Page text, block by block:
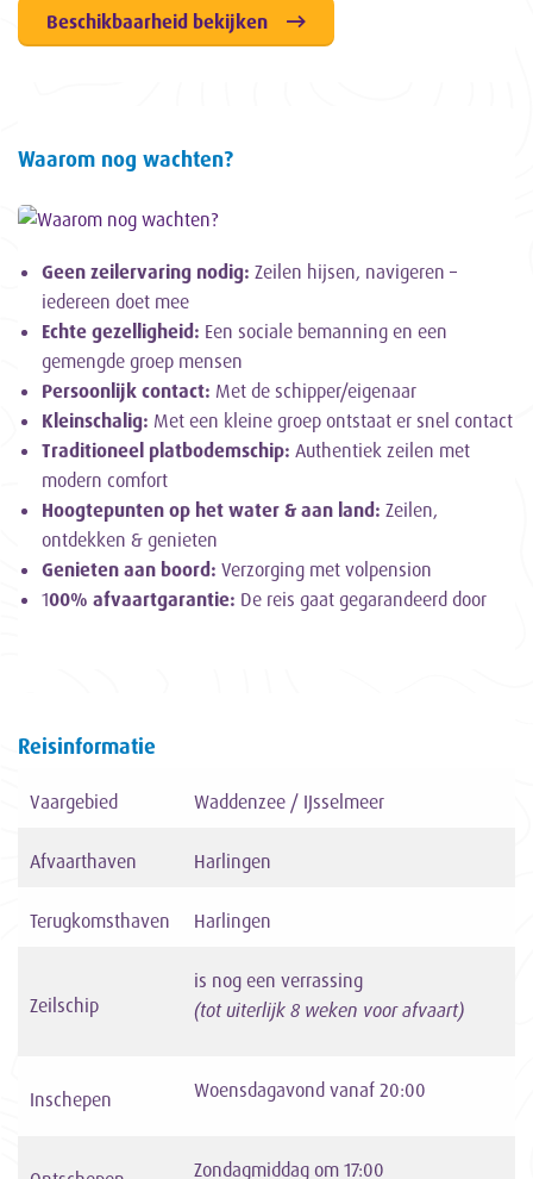
Beschikbaarheid bekijken
Waarom nog wachten?
Geen zeilervaring nodig: Zeilen hijsen, navigeren –
iedereen doet mee
Echte gezelligheid: Een sociale bemanning en een
gemengde groep mensen
Persoonlijk contact: Met de schipper/eigenaar
Kleinschalig: Met een kleine groep ontstaat er snel contact
Traditioneel platbodemschip: Authentiek zeilen met
modern comfort
Hoogtepunten op het water & aan land: Zeilen,
ontdekken & genieten
Genieten aan boord: Verzorging met volpension
100% afvaartgarantie: De reis gaat gegarandeerd door
Reisinformatie
Vaargebied Waddenzee / IJsselmeer
Afvaarthaven Harlingen
Terugkomsthaven Harlingen
Zeilschip
is nog een verrassing
(tot uiterlijk 8 weken voor afvaart)
Inschepen Woensdagavond vanaf 20:00
Zondagmiddag om 17:00